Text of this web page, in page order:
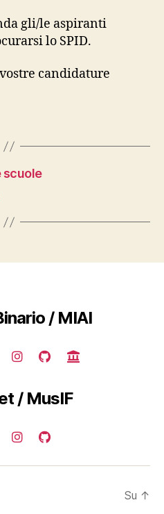
gli/le aspiranti
lo SPID.
candidature
scuole
/ MIAI
/ MusIF
Su ↑